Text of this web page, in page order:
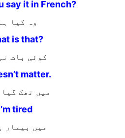
say it in French?
وہ کیا
is that?
کوئی بات
matter.
میں تھک گیا
tired
میں بیمار